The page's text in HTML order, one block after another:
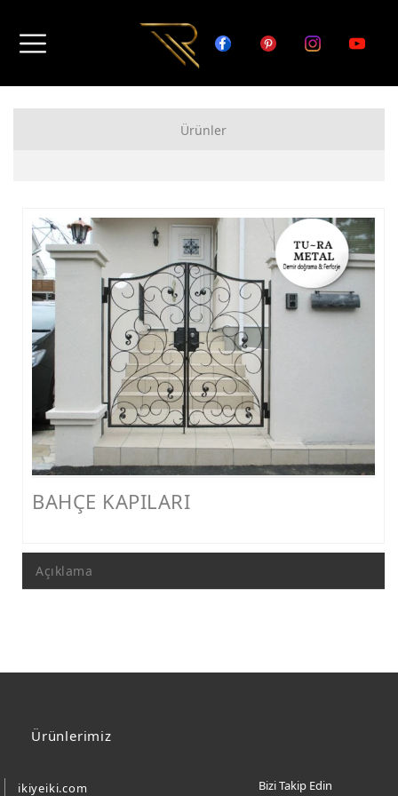
Ürünler
FERFORJE GARAJ KAPISI MODELLERİ
FERFORJE DUVAR ÜSTÜ KORKULUK MODELLERİ
FERFORJE BALKON KORKULUK MODELLERİ
FERFORJE MERDİVEN KORKULUK MODELLERİ
DEMİR MERDİVEN MODELLERİ
FERFORJE PERGOLA & FERFORJE SUNDURMA
FERFORJE ÇARDAK VE KAMELYA MODELLERİ
METAL SEHPA VE DRESUAR MODELLERİ
BAHÇE KAPILARI
Açıklama
Ürünlerimiz
ikiyeiki.com Bizi Takip Edin